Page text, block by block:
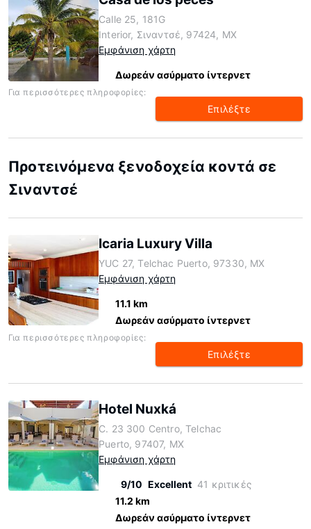
Calle 25, 181G
Interior, Σιναντσέ, 97424, MX
Εμφάνιση χάρτη
Δωρεάν ασύρματο ίντερνετ
Για περισσότερες πληροφορίες:
Επιλέξτε
Προτεινόμενα ξενοδοχεία κοντά σε
Σιναντσέ
Icaria Luxury Villa
YUC 27, Telchac Puerto, 97330, MX
Εμφάνιση χάρτη
11.1 km
Δωρεάν ασύρματο ίντερνετ
Για περισσότερες πληροφορίες:
Επιλέξτε
Hotel Nuxká
C. 23 300 Centro, Telchac
Puerto, 97407, MX
Εμφάνιση χάρτη
9/10 Excellent 41 κριτικές
11.2 km
Δωρεάν ασύρματο ίντερνετ